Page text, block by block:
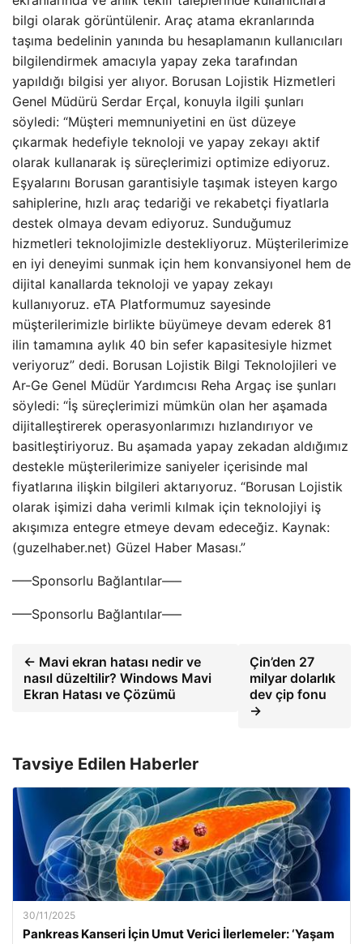
bilgi olarak görüntülenir. Araç atama ekranlarında
taşıma bedelinin yanında bu hesaplamanın kullanıcıları
bilgilendirmek amacıyla yapay zeka tarafından
yapıldığı bilgisi yer alıyor. Borusan Lojistik Hizmetleri
Genel Müdürü Serdar Erçal, konuyla ilgili şunları
söyledi: “Müşteri memnuniyetini en üst düzeye
çıkarmak hedefiyle teknoloji ve yapay zekayı aktif
olarak kullanarak iş süreçlerimizi optimize ediyoruz.
Eşyalarını Borusan garantisiyle taşımak isteyen kargo
sahiplerine, hızlı araç tedariği ve rekabetçi fiyatlarla
destek olmaya devam ediyoruz. Sunduğumuz
hizmetleri teknolojimizle destekliyoruz. Müşterilerimize
en iyi deneyimi sunmak için hem konvansiyonel hem de
dijital kanallarda teknoloji ve yapay zekayı
kullanıyoruz. eTA Platformumuz sayesinde
müşterilerimizle birlikte büyümeye devam ederek 81
ilin tamamına aylık 40 bin sefer kapasitesiyle hizmet
veriyoruz” dedi. Borusan Lojistik Bilgi Teknolojileri ve
Ar-Ge Genel Müdür Yardımcısı Reha Argaç ise şunları
söyledi: “İş süreçlerimizi mümkün olan her aşamada
dijitalleştirerek operasyonlarımızı hızlandırıyor ve
basitleştiriyoruz. Bu aşamada yapay zekadan aldığımız
destekle müşterilerimize saniyeler içerisinde mal
fiyatlarına ilişkin bilgileri aktarıyoruz. “Borusan Lojistik
olarak işimizi daha verimli kılmak için teknolojiyi iş
akışımıza entegre etmeye devam edeceğiz. Kaynak:
(guzelhaber.net) Güzel Haber Masası.”
—–Sponsorlu Bağlantılar—–
—–Sponsorlu Bağlantılar—–
← Mavi ekran hatası nedir ve
nasıl düzeltilir? Windows Mavi
Ekran Hatası ve Çözümü
Çin’den 27
milyar dolarlık
dev çip fonu
→
Tavsiye Edilen Haberler
30/11/2025
Pankreas Kanseri İçin Umut Verici İlerlemeler: ‘Yaşam